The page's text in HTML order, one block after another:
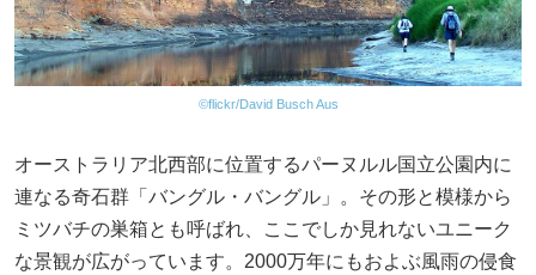
©flickr/David Busch Aus
オーストラリア北西部に位置するパーヌルル国立公園内に
連なる奇石群「バングル・バングル」。その形と模様から
ミツバチの巣箱とも呼ばれ、ここでしか見れないユニーク
な景観が広がっています。2000万年にもおよぶ風雨の侵食